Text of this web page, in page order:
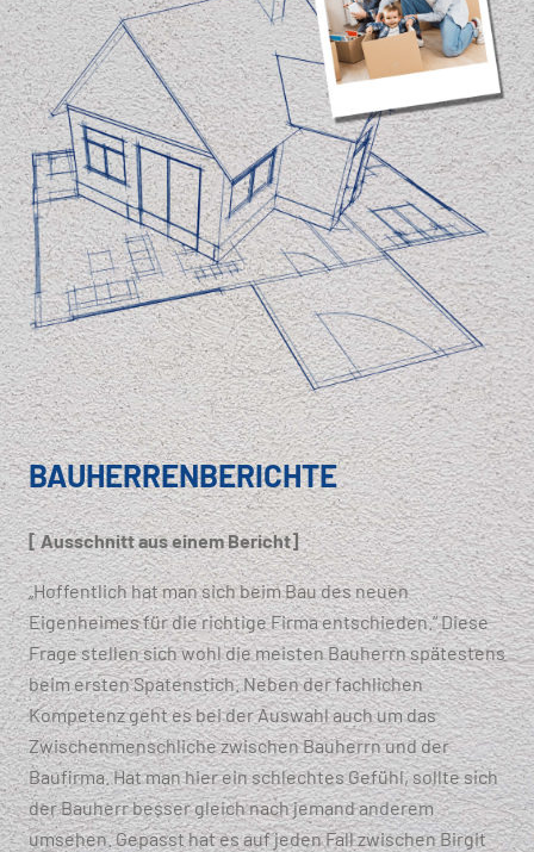
BAUHERRENBERICHTE
[ Ausschnitt aus einem Bericht]
„Hoffentlich hat man sich beim Bau des neuen
Eigenheimes für die richtige Firma entschieden.“ Diese
Frage stellen sich wohl die meisten Bauherrn spätestens
beim ersten Spatenstich. Neben der fachlichen
Kompetenz geht es bei der Auswahl auch um das
Zwischenmenschliche zwischen Bauherrn und der
Baufirma. Hat man hier ein schlechtes Gefühl, sollte sich
der Bauherr besser gleich nach jemand anderem
umsehen. Gepasst hat es auf jeden Fall zwischen Birgit